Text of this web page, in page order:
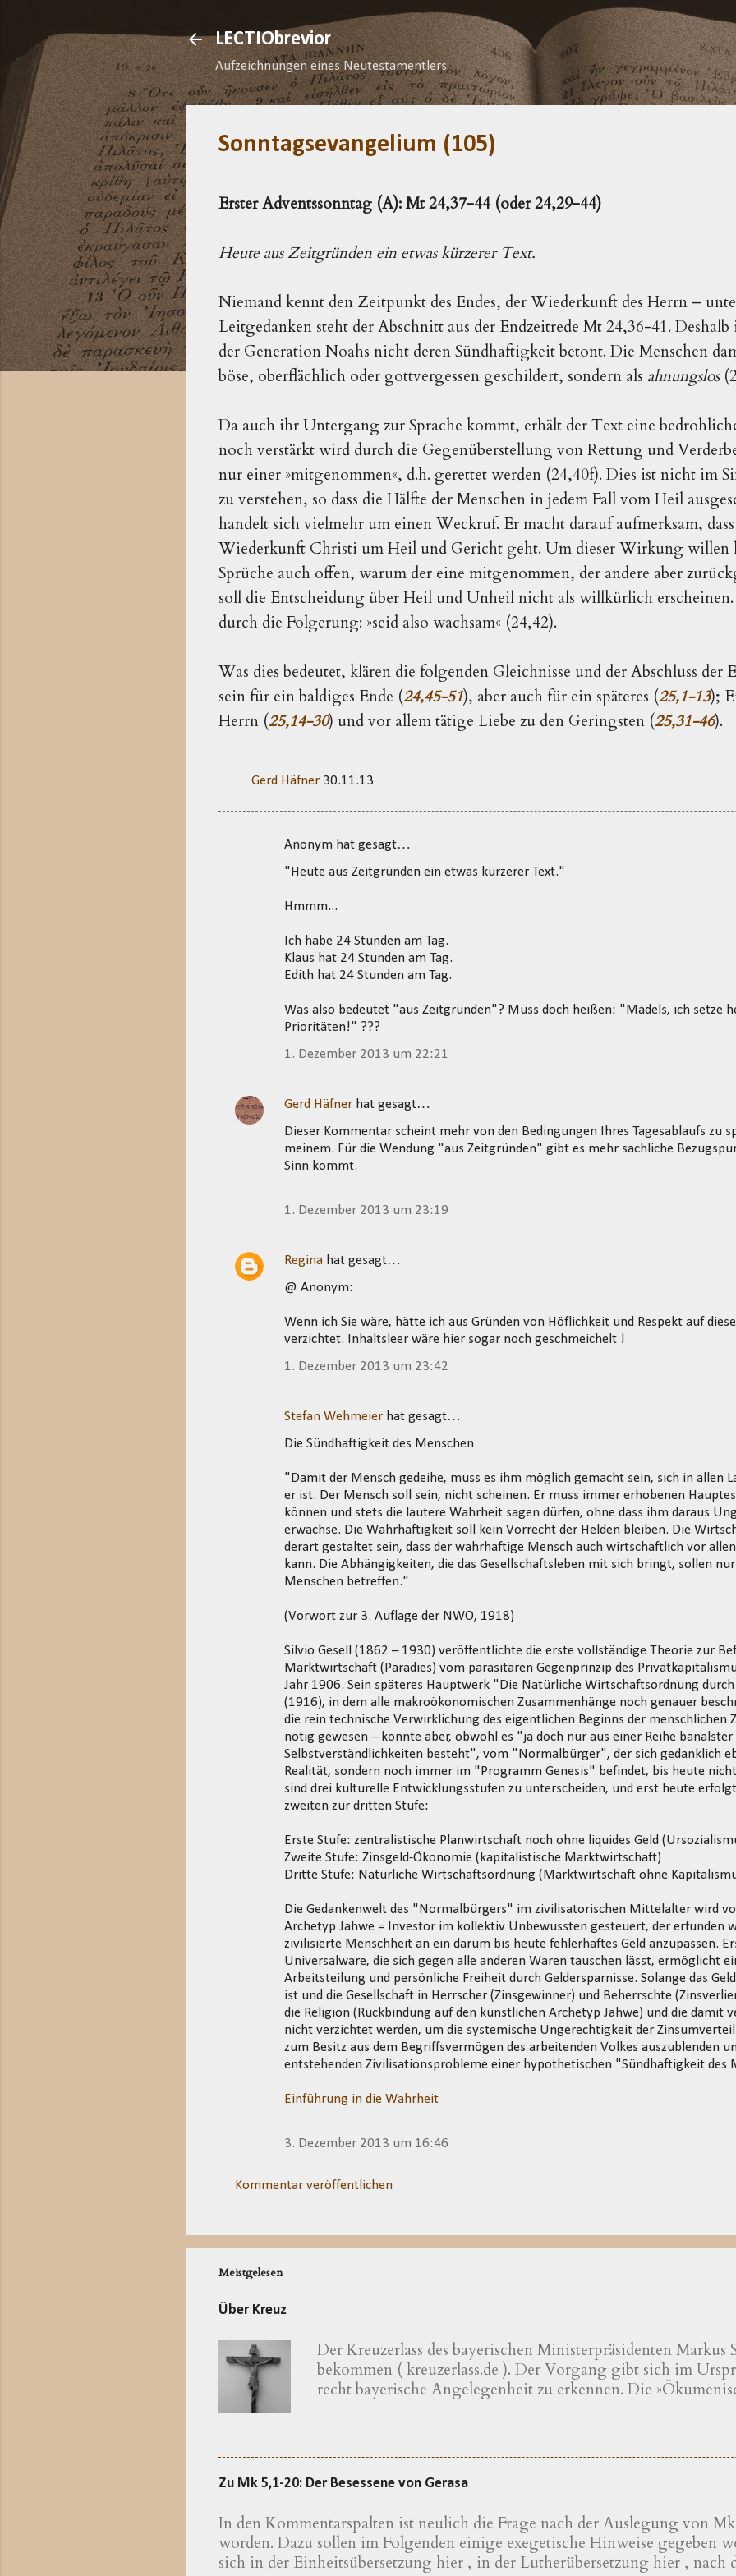
Direkt zum Hauptbereich
LECTIObrevior
Aufzeichnungen eines Neutestamentlers
Sonntagsevangelium (105)
Erster Adventssonntag (A): Mt 24,37-44 (oder 24,29-44)
Heute aus Zeitgründen ein etwas kürzerer Text.
Niemand kennt den Zeitpunkt des Endes, der Wiederkunft des Herrn –
Leitgedanken steht der Abschnitt aus der Endzeitrede Mt 24,36-41.
der Generation Noahs nicht deren Sündhaftigkeit betont. Die Menschen
böse, oberflächlich oder gottvergessen geschildert, sondern als ahnungslos
Da auch ihr Untergang zur Sprache kommt, erhält der Text eine
noch verstärkt wird durch die Gegenüberstellung von Rettung und
nur einer »mitgenommen«, d.h. gerettet werden (24,40f). Dies ist nicht im
zu verstehen, so dass die Hälfte der Menschen in jedem Fall vom Heil
handelt sich vielmehr um einen Weckruf. Er macht darauf aufmerksam,
Wiederkunft Christi um Heil und Gericht geht. Um dieser Wirkung willen
Sprüche auch offen, warum der eine mitgenommen, der andere aber
soll die Entscheidung über Heil und Unheil nicht als willkürlich erscheinen.
durch die Folgerung: »seid also wachsam« (24,42).
Was dies bedeutet, klären die folgenden Gleichnisse und der Abschluss der
sein für ein baldiges Ende (24,45-51), aber auch für ein späteres (25,1-13);
Herrn (25,14-30) und vor allem tätige Liebe zu den Geringsten (25,31-46).
Gerd Häfner 30.11.13
Anonym hat gesagt…
"Heute aus Zeitgründen ein etwas kürzerer Text."
Hmmm...
Ich habe 24 Stunden am Tag.
Klaus hat 24 Stunden am Tag.
Edith hat 24 Stunden am Tag.
Was also bedeutet "aus Zeitgründen"? Muss doch heißen: "Mädels, ich setze
Prioritäten!" ???
1. Dezember 2013 um 22:21
Gerd Häfner hat gesagt…
Dieser Kommentar scheint mehr von den Bedingungen Ihres Tagesablaufs zu
meinem. Für die Wendung "aus Zeitgründen" gibt es mehr sachliche
Sinn kommt.
1. Dezember 2013 um 23:19
Regina hat gesagt…
@ Anonym:
Wenn ich Sie wäre, hätte ich aus Gründen von Höflichkeit und Respekt auf
verzichtet. Inhaltsleer wäre hier sogar noch geschmeichelt !
1. Dezember 2013 um 23:42
Stefan Wehmeier hat gesagt…
Die Sündhaftigkeit des Menschen
"Damit der Mensch gedeihe, muss es ihm möglich gemacht sein, sich in allen
er ist. Der Mensch soll sein, nicht scheinen. Er muss immer erhobenen
können und stets die lautere Wahrheit sagen dürfen, ohne dass ihm daraus
erwachse. Die Wahrhaftigkeit soll kein Vorrecht der Helden bleiben. Die
derart gestaltet sein, dass der wahrhaftige Mensch auch wirtschaftlich vor
kann. Die Abhängigkeiten, die das Gesellschaftsleben mit sich bringt, sollen
Menschen betreffen."
(Vorwort zur 3. Auflage der NWO, 1918)
Silvio Gesell (1862 – 1930) veröffentlichte die erste vollständige Theorie zur
Marktwirtschaft (Paradies) vom parasitären Gegenprinzip des
Jahr 1906. Sein späteres Hauptwerk "Die Natürliche Wirtschaftsordnung
(1916), in dem alle makroökonomischen Zusammenhänge noch genauer
die rein technische Verwirklichung des eigentlichen Beginns der menschlichen
nötig gewesen – konnte aber, obwohl es "ja doch nur aus einer Reihe banalster
Selbstverständlichkeiten besteht", vom "Normalbürger", der sich gedanklich
Realität, sondern noch immer im "Programm Genesis" befindet, bis heute
sind drei kulturelle Entwicklungsstufen zu unterscheiden, und erst heute
zweiten zur dritten Stufe:
Erste Stufe: zentralistische Planwirtschaft noch ohne liquides Geld
Zweite Stufe: Zinsgeld-Ökonomie (kapitalistische Marktwirtschaft)
Dritte Stufe: Natürliche Wirtschaftsordnung (Marktwirtschaft ohne
Die Gedankenwelt des "Normalbürgers" im zivilisatorischen Mittelalter wird
Archetyp Jahwe = Investor im kollektiv Unbewussten gesteuert, der erfunden
zivilisierte Menschheit an ein darum bis heute fehlerhaftes Geld anzupassen.
Universalware, die sich gegen alle anderen Waren tauschen lässt, ermöglicht
Arbeitsteilung und persönliche Freiheit durch Geldersparnisse. Solange das
ist und die Gesellschaft in Herrscher (Zinsgewinner) und Beherrschte
die Religion (Rückbindung auf den künstlichen Archetyp Jahwe) und die damit
nicht verzichtet werden, um die systemische Ungerechtigkeit der
zum Besitz aus dem Begriffsvermögen des arbeitenden Volkes auszublenden
entstehenden Zivilisationsprobleme einer hypothetischen "Sündhaftigkeit des
Einführung in die Wahrheit
3. Dezember 2013 um 16:46
Kommentar veröffentlichen
Meistgelesen
Über Kreuz
Der Kreuzerlass des bayerischen Ministerpräsidenten Markus
bekommen ( kreuzerlass.de ). Der Vorgang gibt sich im
recht bayerische Angelegenheit zu erkennen. Die
zum bayerischen Kreuzerlass am 1.6.2018« wird nachfolgend
eine Weise der Tradition verbunden ist, wie es andere
Theologe, sehr. Der Kreuzerlass dient aber in erster Linie
bayerischen Tradition, sondern der des bayerischen
sichtlich daran gelegen war, dass auch in Ostfriesland
Zu Mk 5,1-20: Der Besessene von Gerasa
In den Kommentarspalten ist neulich die Frage nach der Auslegung von
worden. Dazu sollen im Folgenden einige exegetische Hinweise gegeben
sich in der Einheitsübersetzung hier , in der Lutherübersetzung hier , nach